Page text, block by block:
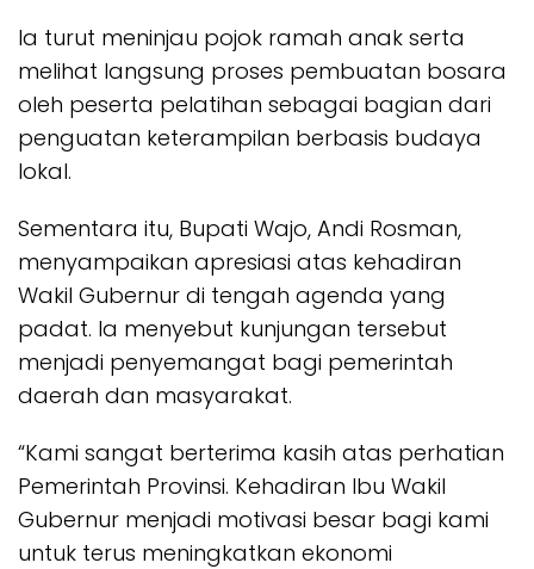
Ia turut meninjau pojok ramah anak serta
melihat langsung proses pembuatan bosara
oleh peserta pelatihan sebagai bagian dari
penguatan keterampilan berbasis budaya
lokal.
Sementara itu, Bupati Wajo, Andi Rosman,
menyampaikan apresiasi atas kehadiran
Wakil Gubernur di tengah agenda yang
padat. Ia menyebut kunjungan tersebut
menjadi penyemangat bagi pemerintah
daerah dan masyarakat.
“Kami sangat berterima kasih atas perhatian
Pemerintah Provinsi. Kehadiran Ibu Wakil
Gubernur menjadi motivasi besar bagi kami
untuk terus meningkatkan ekonomi